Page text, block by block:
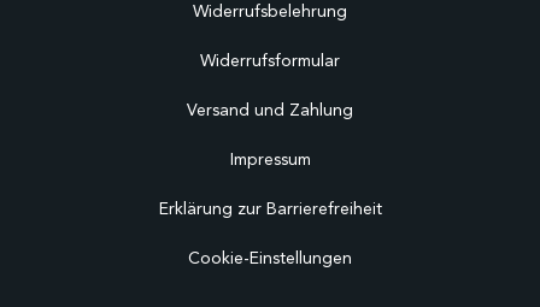
Widerrufsbelehrung
Widerrufsformular
Versand und Zahlung
Impressum
Erklärung zur Barrierefreiheit
Cookie-Einstellungen